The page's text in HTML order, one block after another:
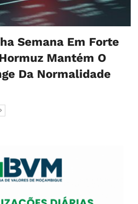
Semana Em Forte
Mantém O
Da Normalidade